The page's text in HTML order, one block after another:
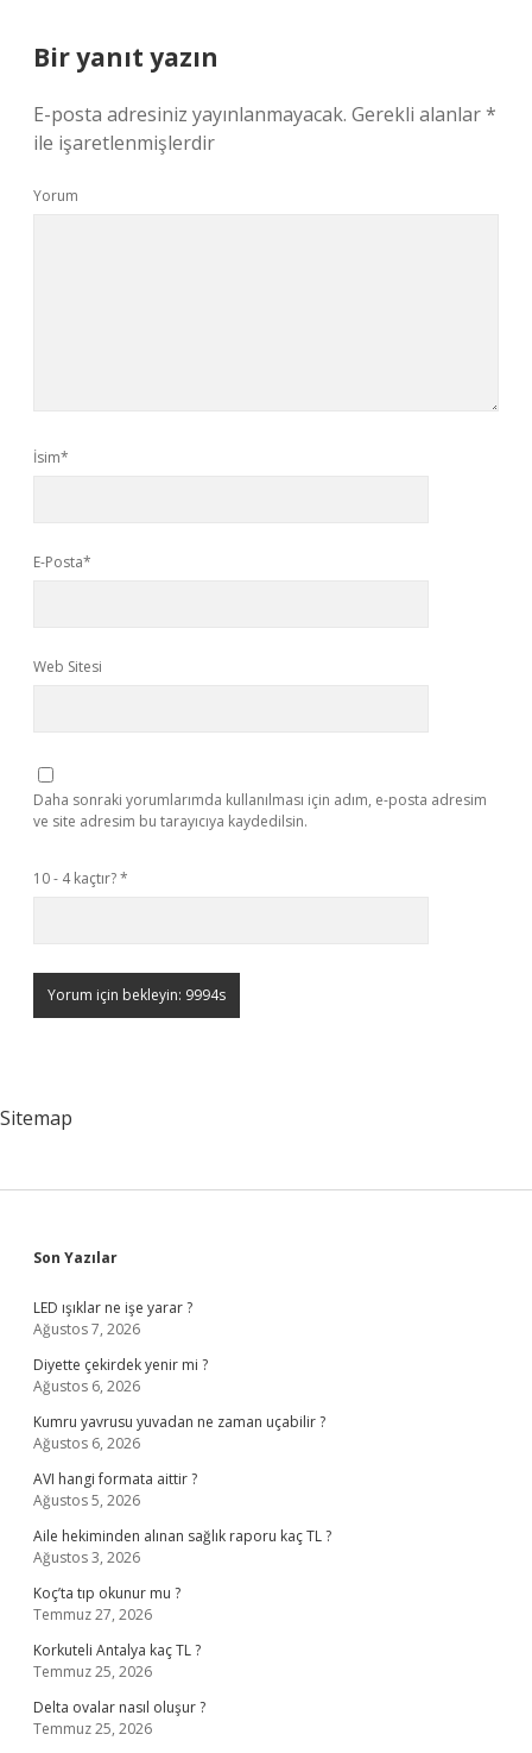
Bir yanıt yazın
E-posta adresiniz yayınlanmayacak. Gerekli alanlar*
ile işaretlenmişlerdir
Yorum
İsim*
E-Posta*
Web Sitesi
Daha sonraki yorumlarımda kullanılması için adım, e-posta adresim
ve site adresim bu tarayıcıya kaydedilsin.
10 - 4 kaçtır?*
Sitemap
Sidebar
Son Yazılar
LED ışıklar ne işe yarar ?
Ağustos 7, 2026
Diyette çekirdek yenir mi ?
Ağustos 6, 2026
Kumru yavrusu yuvadan ne zaman uçabilir ?
Ağustos 6, 2026
AVI hangi formata aittir ?
Ağustos 5, 2026
Aile hekiminden alınan sağlık raporu kaç TL ?
Ağustos 3, 2026
Koç’ta tıp okunur mu ?
Temmuz 27, 2026
Korkuteli Antalya kaç TL ?
Temmuz 25, 2026
Delta ovalar nasıl oluşur ?
Temmuz 25, 2026